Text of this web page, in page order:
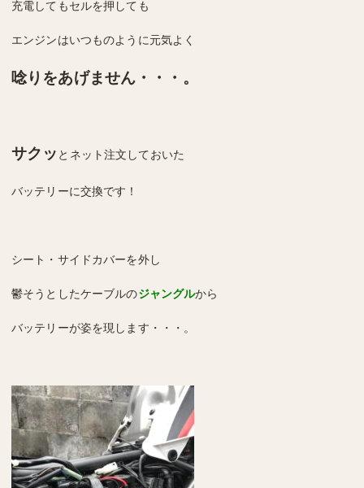
充電してもセルを押しても
エンジンはいつものように元気よく
唸りをあげません・・・。
サクッ とネット注文しておいた
バッテリーに交換です！
シート・サイドカバーを外し
鬱そうとしたケーブルのジャングルから
バッテリーが姿を現します・・・。